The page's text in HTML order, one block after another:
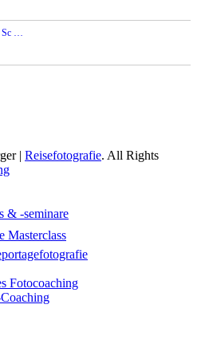
Sc …
| Reisefotografie. All Rights
& -seminare
Masterclass
Fotocoaching